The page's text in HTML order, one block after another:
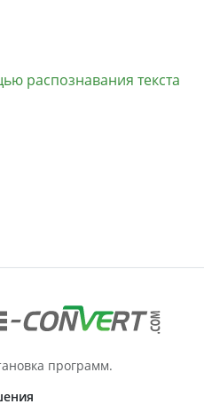
распознавания текста
программ.